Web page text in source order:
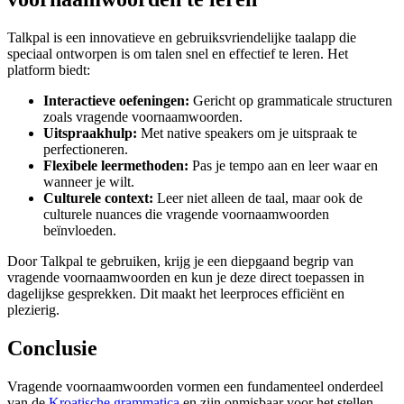
Talkpal is een innovatieve en gebruiksvriendelijke taalapp die
speciaal ontworpen is om talen snel en effectief te leren. Het
platform biedt:
Interactieve oefeningen: Gericht op grammaticale structuren
zoals vragende voornaamwoorden.
Uitspraakhulp: Met native speakers om je uitspraak te
perfectioneren.
Flexibele leermethoden: Pas je tempo aan en leer waar en
wanneer je wilt.
Culturele context: Leer niet alleen de taal, maar ook de
culturele nuances die vragende voornaamwoorden
beïnvloeden.
Door Talkpal te gebruiken, krijg je een diepgaand begrip van
vragende voornaamwoorden en kun je deze direct toepassen in
dagelijkse gesprekken. Dit maakt het leerproces efficiënt en
plezierig.
Conclusie
Vragende voornaamwoorden vormen een fundamenteel onderdeel